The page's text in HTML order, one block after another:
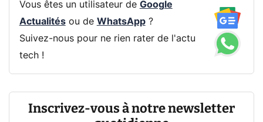
Vous êtes un utilisateur de Google
Actualitésou de WhatsApp?
Suivez-nous pour ne rien rater de l'actu
tech !
Inscrivez-vous à notre newsletter